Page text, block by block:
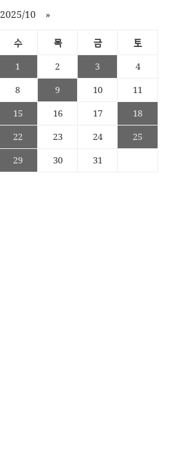
2025/10 »
수 목 금 토
1 2 3
4
8 9 10
11
15 16 17
18
22 23 24
25
29 30 31